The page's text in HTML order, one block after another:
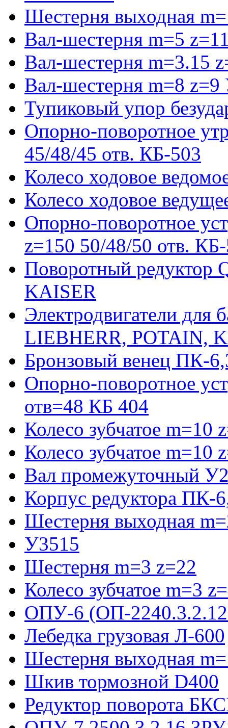
Шестерня выходная
Вал-шестерня m=5
Вал-шестерня m=3.15
Вал-шестерня m=8
Тупиковый упор
Опорно-поворотное
45/48/45 отв. КБ-503
Колесо ходовое
Колесо ходовое
Опорно-поворотное
z=150 50/48/50 отв.
Поворотный редуктор
KAISER
Электродвигатели для
LIEBHERR, POTAIN,
Бронзовый венец ПК-
Опорно-поворотное
отв=48 КБ 404
Колесо зубчатое
Колесо зубчатое
Вал промежуточный
Корпус редуктора ПК-
Шестерня выходная
У3515
Шестерня m=3 z=22
Колесо зубчатое m=3
ОПУ-6 (ОП-
Лебедка грузовая Л-600
Шестерня выходная
Шкив тормозной D400
Редуктор поворота